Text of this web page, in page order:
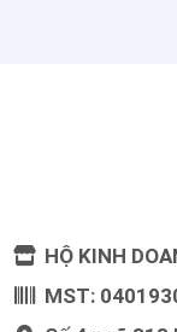
HỘ KINH
MST: